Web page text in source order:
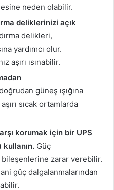
neden olabilir.
deliklerinizi açık
delikleri,
yardımcı olur.
aşırı ısınabilir.
güneş ışığına
sıcak ortamlarda
korumak için bir UPS
Güç
bileşenlerine zarar verebilir.
güç dalgalanmalarından